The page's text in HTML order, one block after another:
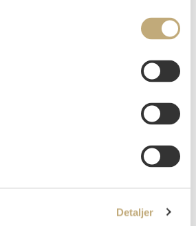
Detaljer